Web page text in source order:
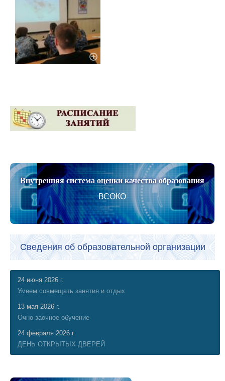
Внутренняя система оценки качества образования
ВСОКО
Сведения об образовательной организации
24 июня 2026 г.
Умеем совмещать занятия и отдых
13 мая 2026 г.
Очно-заочное обучение
24 февраля 2026 г.
ДЕНЬ ОТКРЫТЫХ ДВЕРЕЙ